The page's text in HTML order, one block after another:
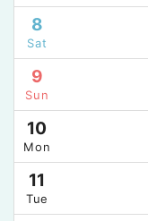
8
Sat
9
Sun
10
Mon
11
Tue